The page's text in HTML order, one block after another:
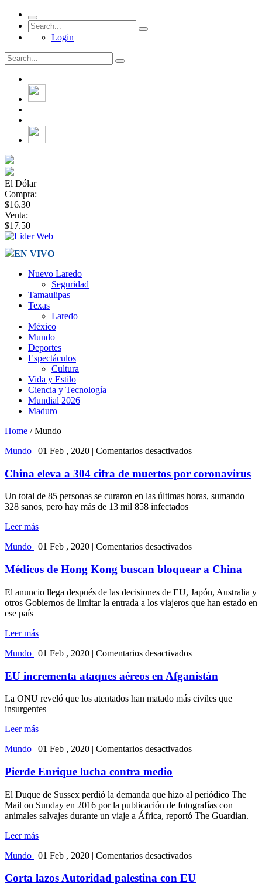
Login
El Dólar
Compra:
$16.30
Venta:
$17.50
EN VIVO
Nuevo Laredo
Seguridad
Tamaulipas
Texas
Laredo
México
Mundo
Deportes
Espectáculos
Cultura
Vida y Estilo
Ciencia y Tecnología
Mundial 2026
Maduro
Home / Mundo
Mundo | 01 Feb , 2020 | Comentarios desactivadosen
eleva
a
304
cifra
coronavirus
|
China eleva a 304 cifra de muertos por coronavirus
Un total de 85 personas se curaron en las últimas horas, sumando
328 sanos, pero hay más de 13 mil 858 infectados
Leer más
Mundo | 01 Feb , 2020 | Comentarios desactivadosen
de
Hong
Kong
buscan
bloquear
|
Médicos de Hong Kong buscan bloquear a China
El anuncio llega después de las decisiones de EU, Japón, Australia y
otros Gobiernos de limitar la entrada a los viajeros que han estado en
ese país
Leer más
Mundo | 01 Feb , 2020 | Comentarios desactivadosen
incrementa
ataques
aéreos
|
EU incrementa ataques aéreos en Afganistán
La ONU reveló que los atentados han matado más civiles que
insurgentes
Leer más
Mundo | 01 Feb , 2020 | Comentarios desactivadosen
contra
medio
|
Pierde Enrique lucha contra medio
El Duque de Sussex perdió la demanda que hizo al periódico The
Mail on Sunday en 2016 por la publicación de fotografías con
animales salvajes durante un viaje a África, reportó The Guardian.
Leer más
Mundo | 01 Feb , 2020 | Comentarios desactivadosen
lazos
|
Corta lazos Autoridad palestina con EU